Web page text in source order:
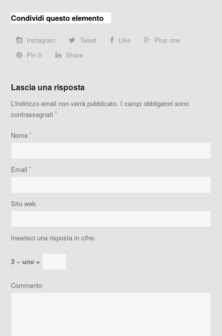
Condividi questo elemento
Instagram Tweet Like
Plus one
Pin It
Share
Lascia una risposta
L'indirizzo email non verrà pubblicato. I campi obbligatori sono
contrassegnati*
Nome*
Email*
Sito web
Inserisci una risposta in cifre:
3 − uno =
Commento